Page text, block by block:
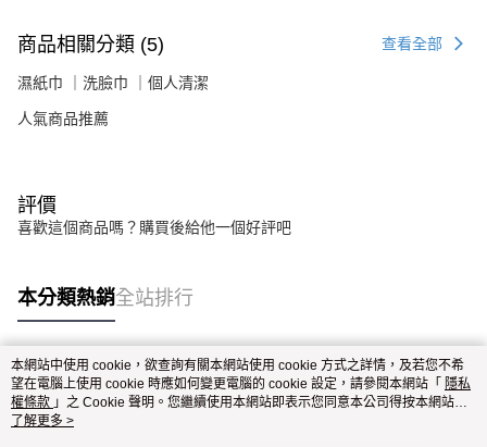
商品相關分類 (5) 查看全部
濕紙巾 ｜洗臉巾 ｜個人清潔
人氣商品推薦
評價
喜歡這個商品嗎？購買後給他一個好評吧
本分類熱銷全站排行
熱門標籤
本網站中使用 cookie，欲查詢有關本網站使用 cookie 方式之詳情，及若您不希
望在電腦上使用 cookie 時應如何變更電腦的 cookie 設定，請參閱本網站「 隱私
權條款 」之 Cookie 聲明。您繼續使用本網站即表示您同意本公司得按本網站使
用條款之 Cookie 聲明使用 cookie。
了解更多 >